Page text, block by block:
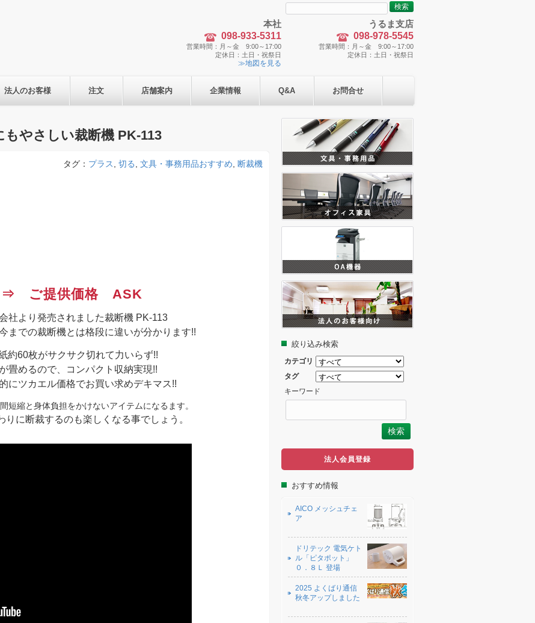
検
索:
本社
098-933-5311
営業時間：月～金 9:00～17:00
定休日：土日・祝祭日
≫地図を見る
うるま支店
098-978-5545
営業時間：月～金 9:00～17:00
定休日：土日・祝祭日
法人のお客様 注文 店舗案内 企業情報 Q&A お問合せ
やさしい裁断機 PK-113
タグ： プラス 切る 文具・事務用品おすすめ 断裁機
⇒ ご提供価格 ASK
社より発売されました裁断機 PK-113
までの裁断機とは格段に違いが分かります!!
約60枚がサクサク切れて力いらず!!
畳めるので、コンパクト収納実現!!
にツカエル価格でお買い求めデキマス!!
短縮と身体負担をかけないアイテムになるます。
りに断裁するのも楽しくなる事でしょう。
絞り込み検索
カテゴリ
タグ
キーワード
法人会員登録
おすすめ情報
AICO メッシュチェ
ア
ドリテック 電気ケト
ル「ピタポット」
０．８Ｌ 登場
2025 よくばり通信
秋冬アップしました